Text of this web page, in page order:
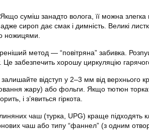
Якщо суміш занадто волога, її можна
сироп дає смак і димність. Великі
ножицями.
метод — “повітряна” забивка.
Це забезпечить хорошу циркуляцію
залишайте відступ у 2–3 мм від верхнього
жару) або фольги. Якщо тютюн
і з’явиться гіркота.
чаш (турка, UPG) краще підходять
чаш або типу “фаннел” (з одним